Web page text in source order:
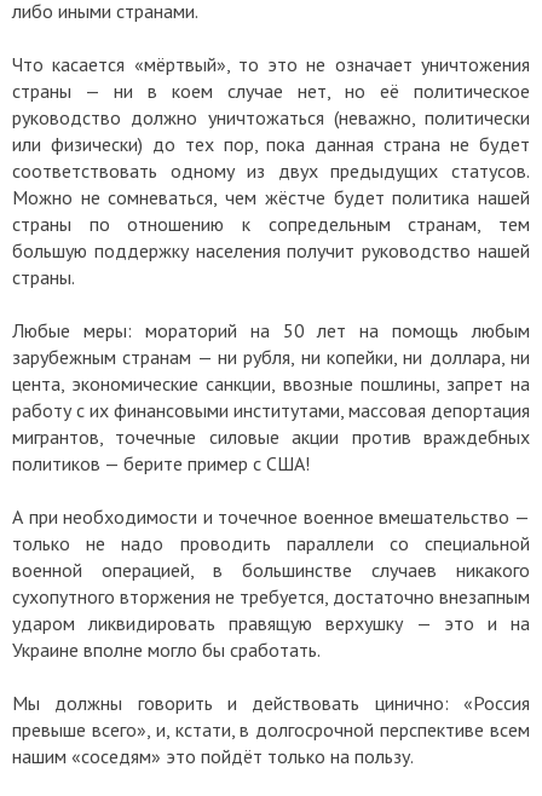
либо иными странами.
Что касается «мёртвый», то это не означает уничтожения
страны — ни в коем случае нет, но её политическое
руководство должно уничтожаться (неважно, политически
или физически) до тех пор, пока данная страна не будет
соответствовать одному из двух предыдущих статусов.
Можно не сомневаться, чем жёстче будет политика нашей
страны по отношению к сопредельным странам, тем
большую поддержку населения получит руководство нашей
страны.
Любые меры: мораторий на 50 лет на помощь любым
зарубежным странам — ни рубля, ни копейки, ни доллара, ни
цента, экономические санкции, ввозные пошлины, запрет на
работу с их финансовыми институтами, массовая депортация
мигрантов, точечные силовые акции против враждебных
политиков — берите пример с США!
А при необходимости и точечное военное вмешательство —
только не надо проводить параллели со специальной
военной операцией, в большинстве случаев никакого
сухопутного вторжения не требуется, достаточно внезапным
ударом ликвидировать правящую верхушку — это и на
Украине вполне могло бы сработать.
Мы должны говорить и действовать цинично: «Россия
превыше всего», и, кстати, в долгосрочной перспективе всем
нашим «соседям» это пойдёт только на пользу.